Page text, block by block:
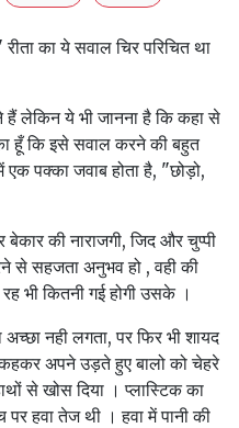
का ये सवाल चिर परिचित था
लेकिन ये भी जानना है कि कहा से
हूँ कि इसे सवाल करने की बहुत
पक्का जवाब होता है, "छोड़ो,
की नाराजगी, जिद और चुप्पी
से सहजता अनुभव हो , वही की
भी कितनी गई होगी उसके ।
नही लगता, पर फिर भी शायद
अपने उड़ते हुए बालो को चेहरे
से खोस दिया । प्लास्टिक का
हवा तेज थी । हवा में पानी की